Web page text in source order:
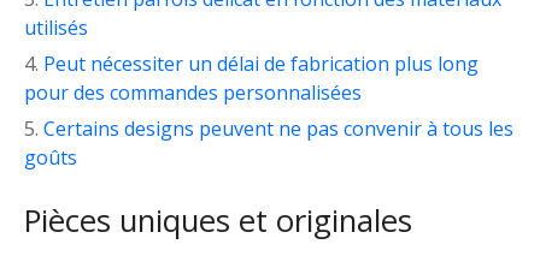
utilisés
Peut nécessiter un délai de fabrication plus long
pour des commandes personnalisées
Certains designs peuvent ne pas convenir à tous les
goûts
Pièces uniques et originales